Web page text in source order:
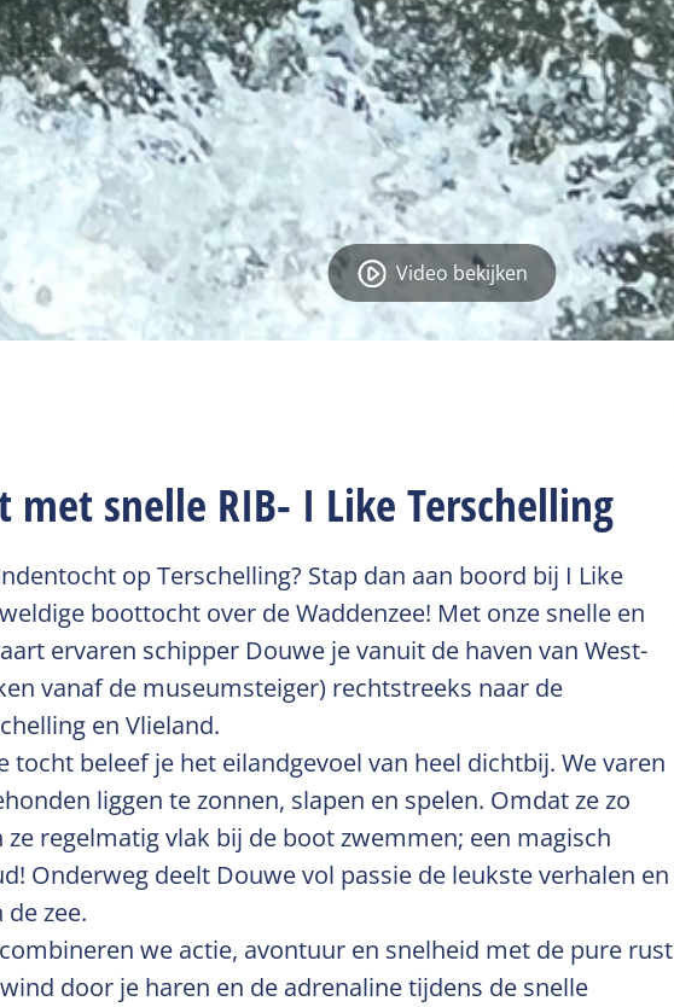
Video bekijken
met snelle RIB- I Like Terschelling
op Terschelling? Stap dan aan boord bij I Like
boottocht over de Waddenzee! Met onze snelle en
ervaren schipper Douwe je vanuit de haven van West-
vanaf de museumsteiger) rechtstreeks naar de
en Vlieland.
tocht beleef je het eilandgevoel van heel dichtbij. We varen
liggen te zonnen, slapen en spelen. Omdat ze zo
regelmatig vlak bij de boot zwemmen; een magisch
Onderweg deelt Douwe vol passie de leukste verhalen en
zee.
we actie, avontuur en snelheid met de pure rust
door je haren en de adrenaline tijdens de snelle